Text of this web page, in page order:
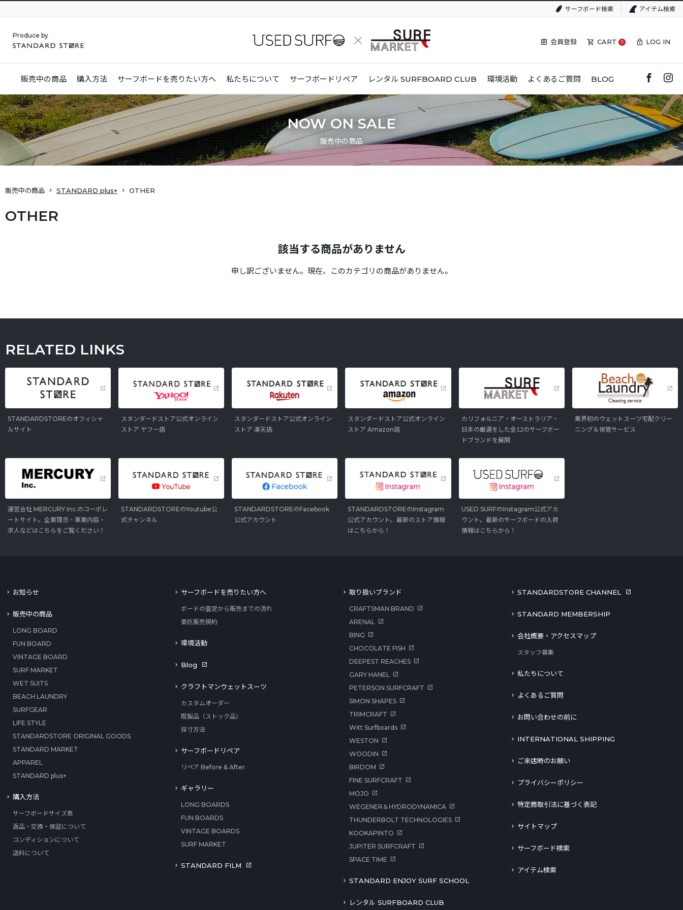
サーフボード検索 アイテム検索
Produce by
会員登録 CART 0 LOG IN
販売中の商品 購入方法 サーフボードを売りたい方へ 私たちについて サーフボードリペア レンタル SURFBOARD CLUB 環境活動 よくあるご質問 BLOG
NOW ON SALE
販売中の商品
販売中の商品 STANDARD plus+ OTHER
OTHER
該当する商品がありません
申し訳ございません。現在、このカテゴリの商品がありません。
RELATED LINKS
STANDARDSTOREのオフィシャ
ルサイト
スタンダードストア公式オンライン
ストア ヤフー店
スタンダードストア公式オンライン
ストア 楽天店
スタンダードストア公式オンライン
ストア Amazon店
カリフォルニア・オーストラリア・
日本の厳選をした全12のサーフボー
ドブランドを展開
業界初のウェットスーツ宅配クリー
ニング＆保管サービス
運営会社 MERCURY Inc.のコーポレ
ートサイト。企業理念・事業内容・
求人などはこちらをご覧ください！
STANDARDSTOREのYoutube公
式チャンネル
STANDARDSTOREのFacebook
公式アカウント
STANDARDSTOREのInstagram
公式アカウント。最新のストア情報
はこちらから！
USED SURFのInstagram公式アカ
ウント。最新のサーフボードの入荷
情報はこちらから！
お知らせ
販売中の商品
LONG BOARD
FUN BOARD
VINTAGE BOARD
SURF MARKET
WET SUITS
BEACH LAUNDRY
SURFGEAR
LIFE STYLE
STANDARDSTORE ORIGINAL GOODS
STANDARD MARKET
APPAREL
STANDARD plus+
購入方法
サーフボードサイズ表
返品・交換・保証について
コンディションについて
送料について
サーフボードを売りたい方へ
ボードの査定から販売までの流れ
委託販売規約
環境活動
Blog
クラフトマンウェットスーツ
カスタムオーダー
既製品（ストック品）
採寸方法
サーフボードリペア
リペア Before & After
ギャラリー
LONG BOARDS
FUN BOARDS
VINTAGE BOARDS
SURF MARKET
STANDARD FILM
取り扱いブランド
CRAFTSMAN BRAND
ARENAL
BING
CHOCOLATE FISH
DEEPEST REACHES
GARY HANEL
PETERSON SURFCRAFT
SIMON SHAPES
TRIMCRAFT
Witt Surfboards
WESTON
WOODIN
BIRDOM
FINE SURFCRAFT
MOJO
WEGENER＆HYDRODYNAMICA
THUNDERBOLT TECHNOLOGIES
KOOKAPINTO
JUPITER SURFCRAFT
SPACE TIME
STANDARD ENJOY SURF SCHOOL
レンタル SURFBOARD CLUB
STANDARDSTORE CHANNEL
STANDARD MEMBERSHIP
会社概要・アクセスマップ
スタッフ募集
私たちについて
よくあるご質問
お問い合わせの前に
INTERNATIONAL SHIPPING
ご来店時のお願い
プライバシーポリシー
特定商取引法に基づく表記
サイトマップ
サーフボード検索
アイテム検索